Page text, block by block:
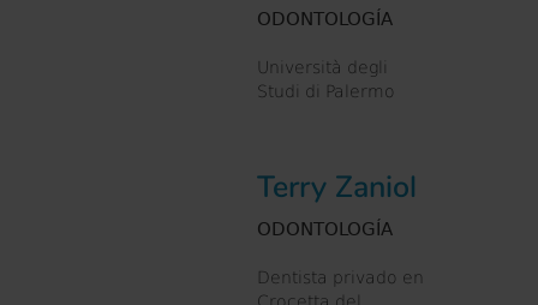
ODONTOLOGÍA
Università degli
Studi di Palermo
Terry Zaniol
ODONTOLOGÍA
Dentista privado en